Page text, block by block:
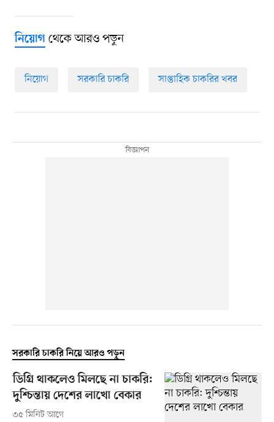
নিয়োগথেকে আরও পড়ুন
নিয়োগ সরকারি চাকরি সাপ্তাহিক চাকরির খবর
সরকারি চাকরি নিয়ে আরও পড়ুন
ডিগ্রি থাকলেও মিলছে না চাকরি:
দুশ্চিন্তায় দেশের লাখো বেকার
৩৫ মিনিট আগে